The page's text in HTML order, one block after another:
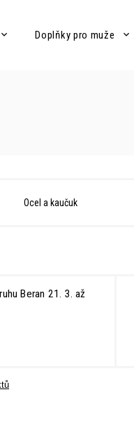
Doplňky pro muže
Ocel a kaučuk
Beran 21. 3. až